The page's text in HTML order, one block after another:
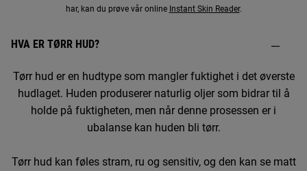
har, kan du prøve vår online Instant Skin Reader.
HVA ER TØRR HUD?
Tørr hud er en hudtype som mangler fuktighet i det øverste
hudlaget. Huden produserer naturlig oljer som bidrar til å
holde på fuktigheten, men når denne prosessen er i
ubalanse kan huden bli tørr.
Tørr hud kan føles stram, ru og sensitiv, og den kan se matt